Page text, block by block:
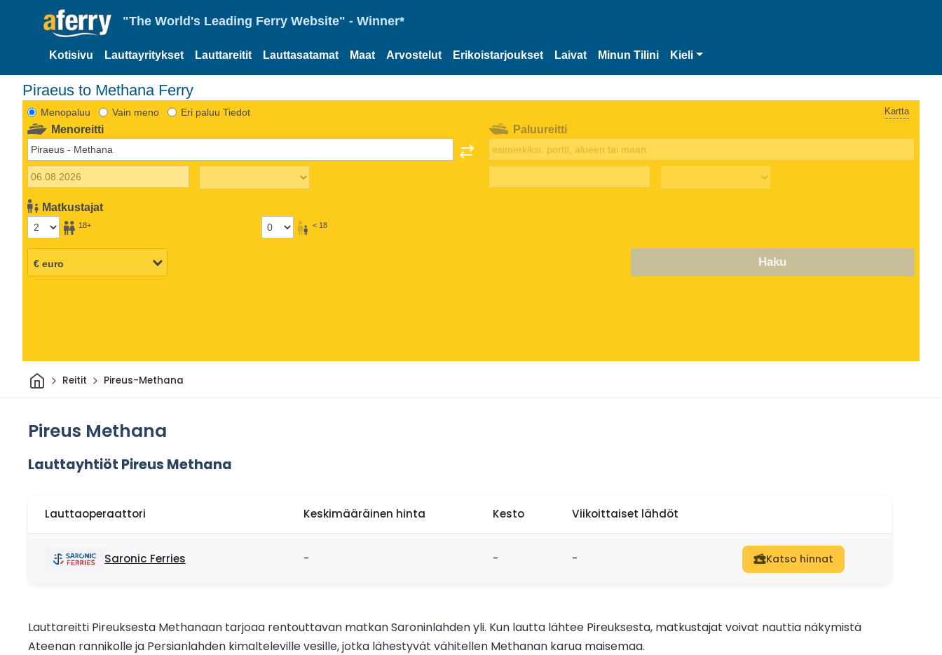
"The World's Leading Ferry Website" - Winner*
Kotisivu Lauttayritykset Lauttareitit Lauttasatamat Maat Arvostelut Erikoistarjoukset Laivat Minun Tilini Kieli
Piraeus to Methana Ferry
Menopaluu Vain meno Eri paluu Tiedot Kartta
Menoreitti
Matkustajat
18+ < 18
Paluureitti
Haku
KotiinReitit Pireus-Methana
Pireus Methana
Lauttayhtiöt Pireus Methana
Lauttaoperaattori Keskimääräinen hinta Kesto Viikoittaiset lähdöt
Saronic Ferries - - - Katso hinnat
Lauttareitti Pireuksesta Methanaan tarjoaa rentouttavan matkan Saroninlahden yli. Kun lautta lähtee Pireuksesta, matkustajat voivat nauttia näkymistä
Ateenan rannikolle ja Persianlahden kimalteleville vesille, jotka lähestyvät vähitellen Methanan karua maisemaa.